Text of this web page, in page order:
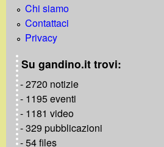
Chi siamo
Contattaci
Privacy
Su gandino.it trovi:
- 2720 notizie
- 1195 eventi
- 1181 video
- 329 pubblicazioni
- 54 files